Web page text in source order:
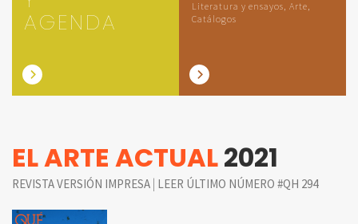
AGENDA
Literatura y ensayos, Arte,
Catálogos
EL ARTE ACTUAL2021
REVISTA VERSIÓN IMPRESA | LEER ÚLTIMO NÚMERO #QH 294